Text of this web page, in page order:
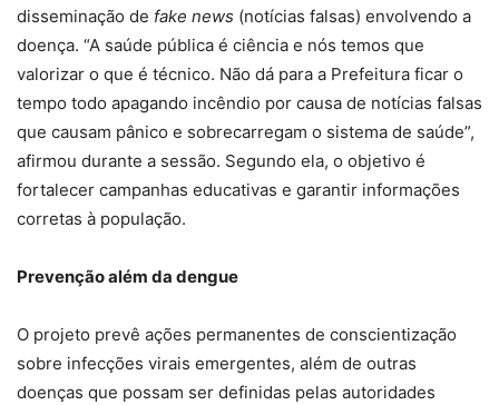
disseminação de fake news (notícias falsas) envolvendo a
doença. “A saúde pública é ciência e nós temos que
valorizar o que é técnico. Não dá para a Prefeitura ficar o
tempo todo apagando incêndio por causa de notícias falsas
que causam pânico e sobrecarregam o sistema de saúde”,
afirmou durante a sessão. Segundo ela, o objetivo é
fortalecer campanhas educativas e garantir informações
corretas à população.
Prevenção além da dengue
O projeto prevê ações permanentes de conscientização
sobre infecções virais emergentes, além de outras
doenças que possam ser definidas pelas autoridades